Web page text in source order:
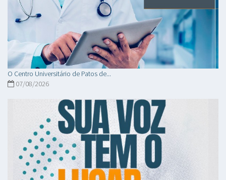
O Centro Universitário de Patos de...
07/08/2026